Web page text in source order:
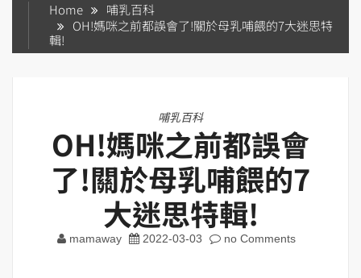
Home
哺乳百科
OH!媽咪之前都誤會了!關於母乳哺餵的7大迷思特
輯!
哺乳百科
OH!媽咪之前都誤會
了!關於母乳哺餵的7
大迷思特輯!
mamaway 2022-03-03 no Comments